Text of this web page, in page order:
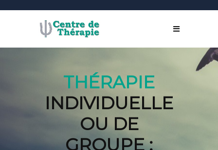
THÉRAPIE
INDIVIDUELLE
OU DE
GROUPE :